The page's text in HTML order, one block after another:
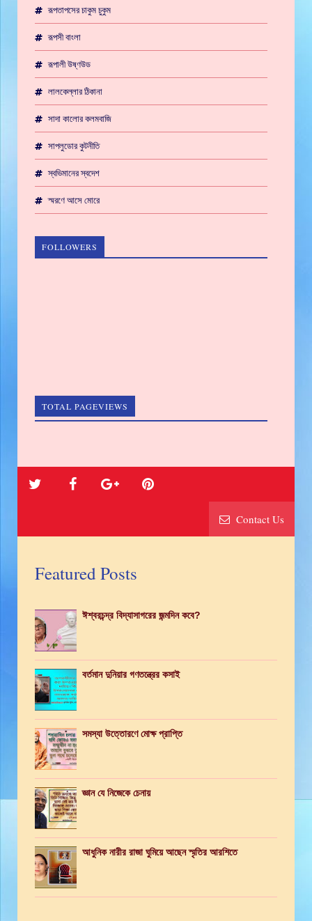
রূপতাপসের চাকুম চুকুম
রূপসী বাংলা
রূপালী উষ্ণউড
লালকেল্লার ঠিকানা
সাদা কালোর কলমবাজি
সাপলুডোর কুটনীতি
স্বভিমানের স্বদেশ
স্মরণে আসে মোরে
FOLLOWERS
TOTAL PAGEVIEWS
Contact Us
Featured Posts
ঈশ্বরচন্দ্র বিদ্যাসাগরের জন্মদিন কবে?
বর্তমান দুনিয়ার গণতন্ত্রের কসাই
সমস্যা উত্তোরণে মোক্ষ প্রাপ্তি
জ্ঞান যে নিজেকে চেনায়
আধুনিক নারীর রাজা ঘুমিয়ে আছেন স্মৃতির আরশিতে